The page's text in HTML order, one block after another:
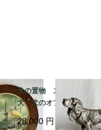
犬の置物 スパニエル
犬 犬のオブジェ 猟
犬 メタルオブジェ 19
otk30
28,000 円